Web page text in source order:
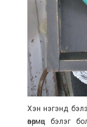
Хэн нэгэнд
өвөрмөц бэлэг